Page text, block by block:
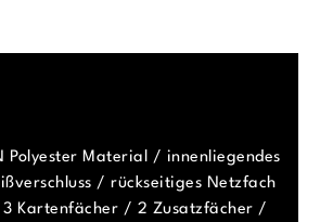
Polyester Material / innenliegendes
/ rückseitiges Netzfach
Kartenfächer / 2 Zusatzfächer /